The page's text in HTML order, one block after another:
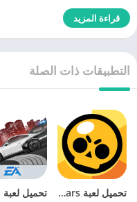
قراءة المزيد
التطبيقات ذات الصلة
تحميل لعبة Brawl Stars‏